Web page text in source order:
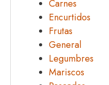
Carnes
Encurtidos
Frutas
General
Legumbres
Mariscos